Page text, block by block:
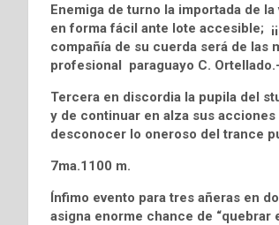
Enemiga de turno la importada de
en forma fácil ante lote accesible;
compañía de su cuerda será de las
profesional paraguayo C. Ortellado.-
Tercera en discordia la pupila del
y de continuar en alza sus
desconocer lo oneroso del trance
7ma.1100 m.
Ínfimo evento para tres añeras en
asigna enorme chance de